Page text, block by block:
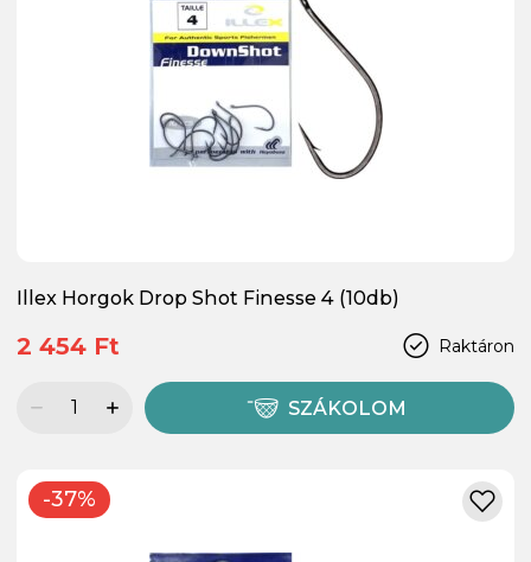
Illex Horgok Drop Shot Finesse 4 (10db)
Raktáron
2 454 Ft
SZÁKOLOM
-37%